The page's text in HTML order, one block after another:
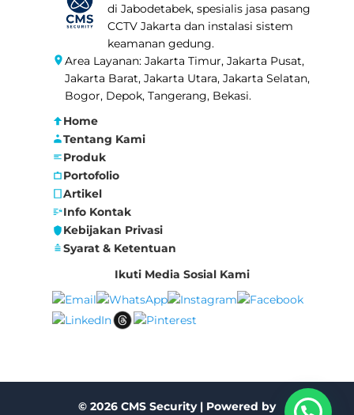
di Jabodetabek, spesialis jasa pasang
CCTV Jakarta dan instalasi sistem
keamanan gedung.
Area Layanan: Jakarta Timur, Jakarta Pusat,
Jakarta Barat, Jakarta Utara, Jakarta Selatan,
Bogor, Depok, Tangerang, Bekasi.
Home
Tentang Kami
Produk
Portofolio
Artikel
Info Kontak
Kebijakan Privasi
Syarat & Ketentuan
Ikuti Media Sosial Kami
© 2026 CMS Security | Powered by